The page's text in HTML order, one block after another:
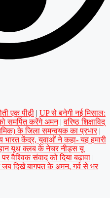
एक पीढ़ी | UP से बनेगी नई मिसाल:
समर्पित करेंगे अमन | वरिष्ठ शिक्षाविद्
के जिला समन्वयक का प्रभार |
भारत केंद्र, युवाओं ने कहा- यह हमारी
यूथ क्लब के नेचर नीड्स यू
वैश्विक संवाद को दिया बढ़ावा |
जब दिखे बागपत के अमन, गर्व से भर